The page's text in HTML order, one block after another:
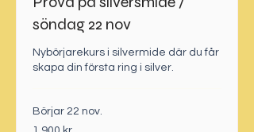
söndag 22 nov
Nybörjarekurs i silvermide där du får
skapa din första ring i silver.
Börjar 22 nov.
1 900